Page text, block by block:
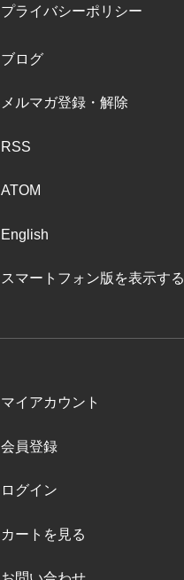
プライバシーポリシー
ブログ
メルマガ登録・解除
RSS
ATOM
English
スマートフォン版を表示する
マイアカウント
会員登録
ログイン
カートを見る